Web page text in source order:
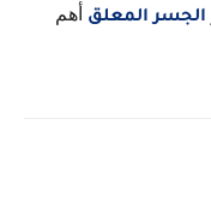
الجسر المعلق أهم